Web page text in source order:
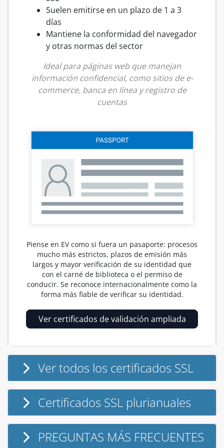
Suelen emitirse en un plazo de 1 a 3
días
Mantiene la conformidad del navegador
y otras normas del sector
Ideal para páginas web que manejan
información confidencial, como sitios de e-
commerce, banca en línea y registro de
cuentas
Piense en EV como si fuera un pasaporte: procesos
mucho más estrictos, plazos de emisión más
largos y mayor verificación de su identidad que
con el carné de biblioteca o el permiso de
conducir. Se reconoce internacionalmente como la
forma más fiable de verificar su identidad.
Ver certificados de validación ampliada
Ver todos los certificados SSL
Certificados SSL plurianuales
PREGUNTAS MÁS FRECUENTES